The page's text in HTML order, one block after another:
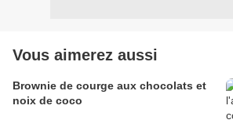
Vous aimerez aussi
Brownie de courge aux chocolats et
noix de coco